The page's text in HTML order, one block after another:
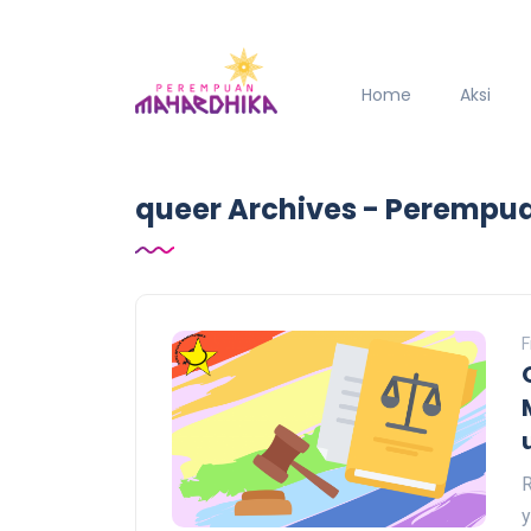
Home Aksi
queer Archives -